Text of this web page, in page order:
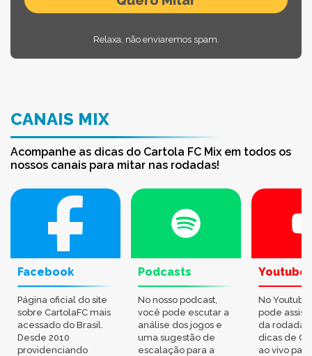
Relaxa, não enviaremos spam.
CANAIS MIX
Acompanhe as dicas do Cartola FC Mix em todos os
nossos canais para mitar nas rodadas!
Facebook
Página oficial do site
sobre CartolaFC mais
acessado do Brasil.
Desde 2010
providenciando
Podcasts
No nosso podcast,
você pode escutar a
análise dos jogos e
uma sugestão de
escalação para a
Youtube
No
pode
da rodada,
dicas de
ao vivo